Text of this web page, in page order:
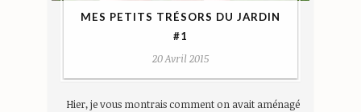
MES PETITS TRÉSORS DU JARDIN
#1
20 Avril 2015
Hier, je vous montrais comment on avait aménagé